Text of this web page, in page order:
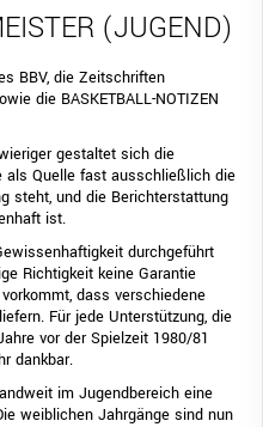
(JUGEND)
BBV, die Zeitschriften
die BASKETBALL-NOTIZEN
gestaltet sich die
als Quelle fast ausschließlich die
steht, und die Berichterstattung
ist.
durchgeführt
Richtigkeit keine Garantie
dass verschiedene
Für jede Unterstützung, die
vor der Spielzeit 1980/81
dankbar.
im Jugendbereich eine
weiblichen Jahrgänge sind nun